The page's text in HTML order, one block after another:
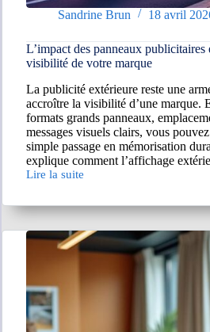
Sandrine Brun 18 avril
L’impact des panneaux publicitaires
visibilité de votre marque
La publicité extérieure reste une
accroître la visibilité d’une marque.
formats grands panneaux,
messages visuels clairs, vous
simple passage en mémorisation
explique comment l’affichage
Lire la suite
L’impact
panneaux
extérieurs
de
votre
marque